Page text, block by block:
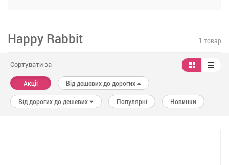
Happy Rabbit 1 товар
Сортувати за
Акції Від дешевих до дорогих
Від дорогих до дешевих Популярні Новинки